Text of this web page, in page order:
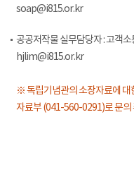
soap@i815.or.kr
공공저작물 실무담당자 : 고객
hjlim@i815.or.kr
※ 독립기념관의 소장자료에 대
자료부 (041-560-0291)로 문의